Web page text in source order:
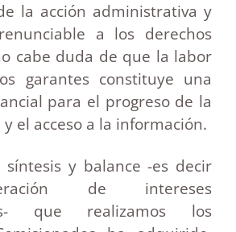
la acción administrativa y
a los derechos
cabe duda de que la labor
garantes constituye una
para el progreso de la
el acceso a la información.
síntesis y balance -es decir
de intereses
que realizamos los